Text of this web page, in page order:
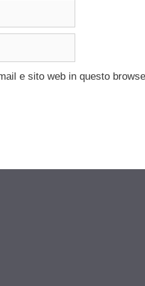
e sito web in questo